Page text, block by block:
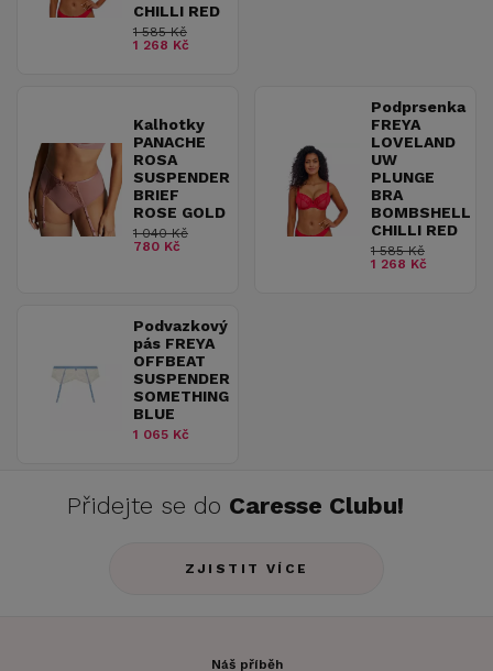
CHILLI RED
1 585 Kč
1 268 Kč
Kalhotky
PANACHE
ROSA
SUSPENDER
BRIEF
ROSE GOLD
1 040 Kč
780 Kč
Podprsenka
FREYA
LOVELAND
UW
PLUNGE
BRA
BOMBSHELL
CHILLI RED
1 585 Kč
1 268 Kč
Podvazkový
pás FREYA
OFFBEAT
SUSPENDER
SOMETHING
BLUE
1 065 Kč
Přidejte se do Caresse Clubu!
ZJISTIT VÍCE
Náš příběh